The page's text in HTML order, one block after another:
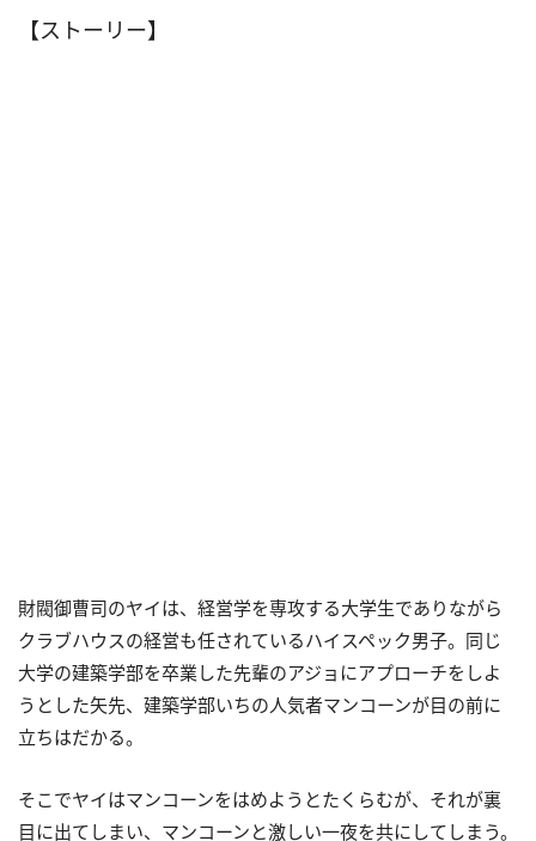
【ストーリー】
財閥御曹司のヤイは、経営学を専攻する大学生でありながら
クラブハウスの経営も任されているハイスペック男子。同じ
大学の建築学部を卒業した先輩のアジョにアプローチをしよ
うとした矢先、建築学部いちの人気者マンコーンが目の前に
立ちはだかる。
そこでヤイはマンコーンをはめようとたくらむが、それが裏
目に出てしまい、マンコーンと激しい一夜を共にしてしまう。